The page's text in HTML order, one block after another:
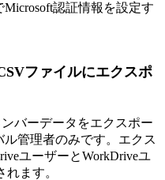
認証情報を設定す
ファイルにエクスポ
バーデータをエクスポー
ル管理者のみです。エクス
ユーザーとWorkDriveユ
ます。